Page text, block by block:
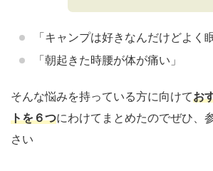
「キャンプは好きなんだけどよく
「朝起きた時腰が体が痛い」
そんな悩みを持っている方に向けてお
トを６つにわけてまとめたのでぜひ、
さい